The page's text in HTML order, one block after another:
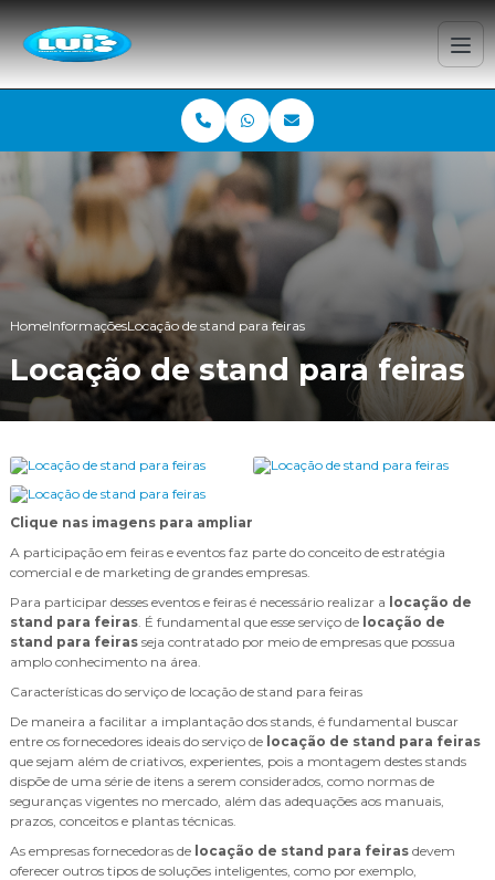
HomeInformaçõesLocação de stand para feiras
Locação de stand para feiras
Clique nas imagens para ampliar
A participação em feiras e eventos faz parte do conceito de estratégia
comercial e de marketing de grandes empresas.
Para participar desses eventos e feiras é necessário realizar a locação de
stand para feiras. É fundamental que esse serviço de locação de
stand para feiras seja contratado por meio de empresas que possua
amplo conhecimento na área.
Características do serviço de locação de stand para feiras
De maneira a facilitar a implantação dos stands, é fundamental buscar
entre os fornecedores ideais do serviço de locação de stand para feiras
que sejam além de criativos, experientes, pois a montagem destes stands
dispõe de uma série de itens a serem considerados, como normas de
seguranças vigentes no mercado, além das adequações aos manuais,
prazos, conceitos e plantas técnicas.
As empresas fornecedoras de locação de stand para feiras devem
oferecer outros tipos de soluções inteligentes, como por exemplo,